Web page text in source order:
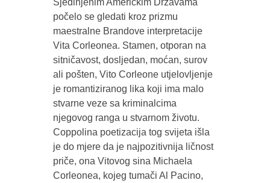
Sjedinjenim Američkim Državama
počelo se gledati kroz prizmu
maestralne Brandove interpretacije
Vita Corleonea. Stamen, otporan na
sitničavost, dosljedan, moćan, surov
ali pošten, Vito Corleone utjelovljenje
je romantiziranog lika koji ima malo
stvarne veze sa kriminalcima
njegovog ranga u stvarnom životu.
Coppolina poetizacija tog svijeta išla
je do mjere da je najpozitivnija ličnost
priče, ona Vitovog sina Michaela
Corleonea, kojeg tumači Al Pacino,